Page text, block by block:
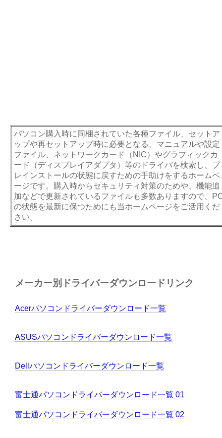
パソコン購入時に同梱されていた各種ファイル、セットア
ップや再セットアップ時に必要となる、マニュアルや設定
ファイル、ネットワークカード（NIC）やグラフィックカ
ード（ディスプレイアダプタ）等のドライバを検索し、プ
レインストールの状態に戻すための手助けをするホームペ
ージです。購入時からセキュリティ対策のためや、機能追
加などで更新されているファイルも多数ありますので、
の状態を最新に保つためにも当ホームページをご活用くだ
さい。
メーカー別ドライバーダウンロードリンク
Acerパソコンドライバーダウンロード一覧
ASUSパソコンドライバーダウンロード一覧
Dellパソコンドライバーダウンロード一覧
富士通パソコンドライバーダウンロード一覧 01
富士通パソコンドライバーダウンロード一覧 02